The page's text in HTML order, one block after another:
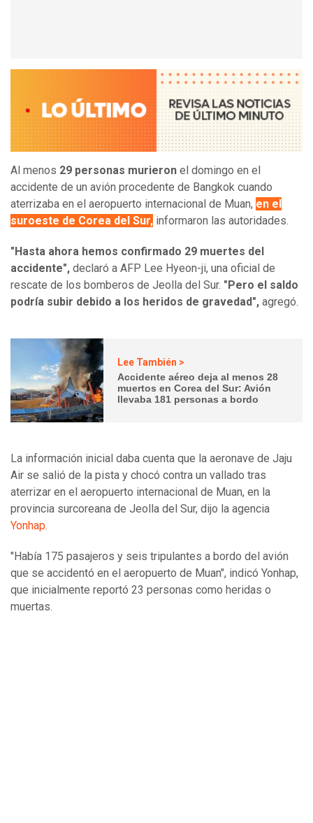
Al menos 29 personas murieron el domingo en el
accidente de un avión procedente de Bangkok cuando
aterrizaba en el aeropuerto internacional de Muan, en el
suroeste de Corea del Sur, informaron las autoridades.
"Hasta ahora hemos confirmado 29 muertes del
accidente", declaró a AFP Lee Hyeon-ji, una oficial de
rescate de los bomberos de Jeolla del Sur. "Pero el saldo
podría subir debido a los heridos de gravedad", agregó.
Lee También >
Accidente aéreo deja al menos 28
muertos en Corea del Sur: Avión
llevaba 181 personas a bordo
La información inicial daba cuenta que la aeronave de Jaju
Air se salió de la pista y chocó contra un vallado tras
aterrizar en el aeropuerto internacional de Muan, en la
provincia surcoreana de Jeolla del Sur, dijo la agencia
Yonhap.
"Había 175 pasajeros y seis tripulantes a bordo del avión
que se accidentó en el aeropuerto de Muan", indicó Yonhap,
que inicialmente reportó 23 personas como heridas o
muertas.